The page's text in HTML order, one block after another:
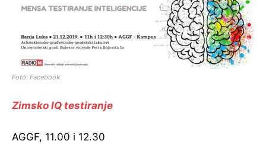
Foto: Facebook
Zimsko IQ testiranje
AGGF, 11.00 i 12.30